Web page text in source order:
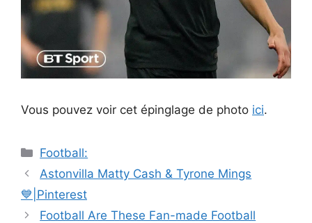
Vous pouvez voir cet épinglage de photo ici.
Catégories
Football:
Navigation
des
articles
Astonvilla Matty Cash & Tyrone Mings
💙|Pinterest
Football Are These Fan-made Football